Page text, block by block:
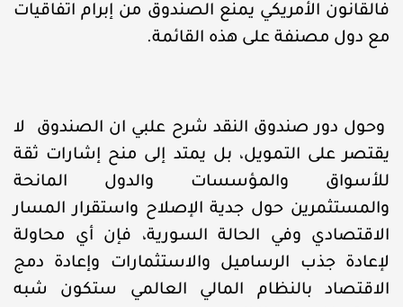
فالقانون الأمريكي يمنع الصندوق من إبرام اتفاقيات
مع دول مصنفة على هذه القائمة.
وحول دور صندوق النقد شرح علبي ان الصندوق لا
يقتصر على التمويل، بل يمتد إلى منح إشارات ثقة
للأسواق والمؤسسات والدول المانحة
والمستثمرين حول جدية الإصلاح واستقرار المسار
الاقتصادي وفي الحالة السورية، فإن أي محاولة
لإعادة جذب الرساميل والاستثمارات وإعادة دمج
الاقتصاد بالنظام المالي العالمي ستكون شبه